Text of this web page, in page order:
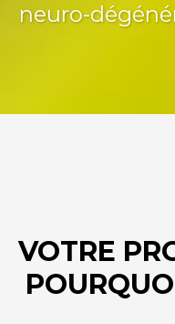
neuro-
VOTRE